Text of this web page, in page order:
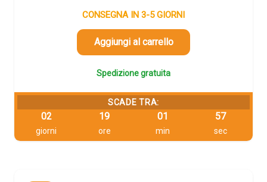
originale
era:
70,74 €.
attuale
è:
CONSEGNA IN 3-5 GIORNI
Aggiungi al carrello
Spedizione gratuita
SCADE TRA:
02
giorni
19
ore
01
min
56
sec